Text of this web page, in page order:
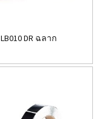
LB010 DR ฉลาก